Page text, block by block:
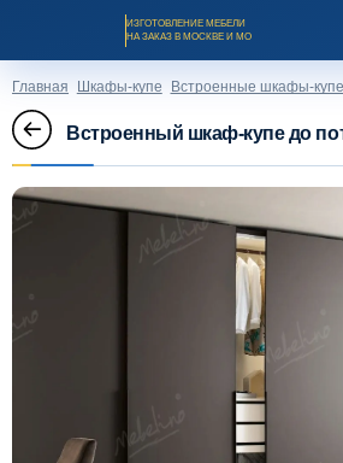
ИЗГОТОВЛЕНИЕ МЕБЕЛИ
НА ЗАКАЗ В МОСКВЕ И МО
Заказать звонок
Оплата и доставка
Главная Шкафы-купе Встроенные шкафы-купе
Встроенный шкаф-купе до